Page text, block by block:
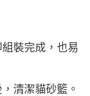
裝完成，也易
清潔貓砂籃。